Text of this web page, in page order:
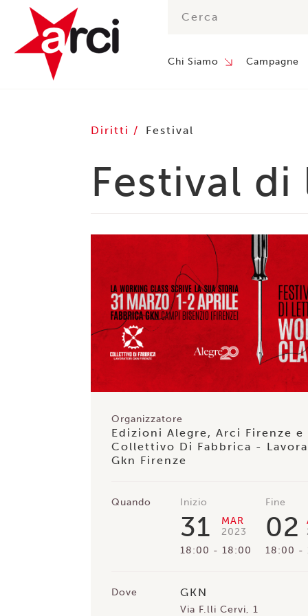
Chi Siamo Campagne
Diritti Festival
Festival
Organizzatore
Edizioni Alegre, Arci Firenze e
Collettivo Di Fabbrica -
Gkn Firenze
Quando Inizio
31
MAR
2023
18:00
18:00
Fine
02
18:00
Dove GKN
Via F.lli Cervi, 1